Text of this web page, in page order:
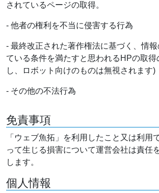
されているページの取得。
- 他者の権利を不当に侵害する行為
- 最終改正された著作権法に基づく、情
ている条件を満たすと思われるHPの取得
し、ロボット向けのものは無視されます)
- その他の不法行為
免責事項
「ウェブ魚拓」を利用したこと又は利用
って生じる損害について運営会社は責任
します。
個人情報